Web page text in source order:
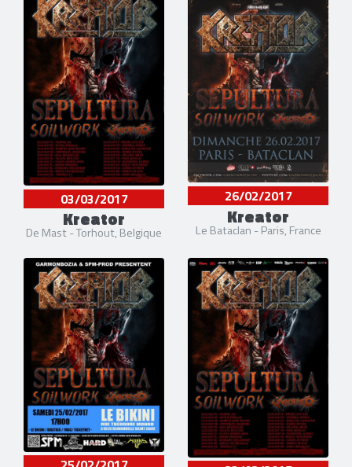
03/03/2017
Kreator
De Mast - Torhout, Belgique
26/02/2017
Kreator
Le Bataclan - Paris, France